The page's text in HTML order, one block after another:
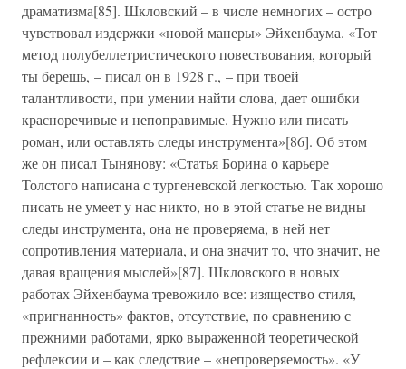
драматизма[85]. Шкловский – в числе немногих – остро
чувствовал издержки «новой манеры» Эйхенбаума. «Тот
метод полубеллетристического повествования, который
ты берешь, – писал он в 1928 г., – при твоей
талантливости, при умении найти слова, дает ошибки
красноречивые и непоправимые. Нужно или писать
роман, или оставлять следы инструмента»[86]. Об этом
же он писал Тынянову: «Статья Борина о карьере
Толстого написана с тургеневской легкостью. Так хорошо
писать не умеет у нас никто, но в этой статье не видны
следы инструмента, она не проверяема, в ней нет
сопротивления материала, и она значит то, что значит, не
давая вращения мыслей»[87]. Шкловского в новых
работах Эйхенбаума тревожило все: изящество стиля,
«пригнанность» фактов, отсутствие, по сравнению с
прежними работами, ярко выраженной теоретической
рефлексии и – как следствие – «непроверяемость». «У